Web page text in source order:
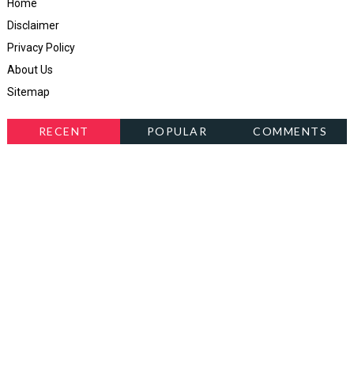
Home
Disclaimer
Privacy Policy
About Us
Sitemap
RECENT POPULAR COMMENTS